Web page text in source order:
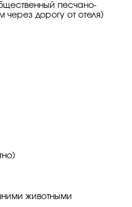
песчано-
через дорогу от отеля)
животными